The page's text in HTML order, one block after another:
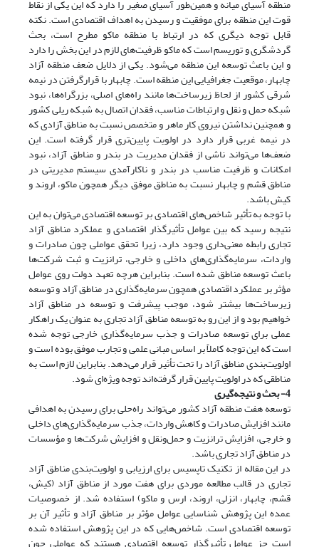
منطقه آسیای میانه و همین‌طور آسیای صغیر را دارد که این یکی از نقاط
قوت این منطقه برای موفقیت و رسیدن به اهداف اقتصادی است. نکته
قابل توجه دیگری که در ارتباط با منطقه ماکو مطرح است، بحث
گردشگری و توریسم است که ماکو ظرفیت‌های لازم در این بخش را دارد
و این باعث توسعه این منطقه می‌شود. یکی از دلایل ضعف منطقه آزاد
چابهار، موقعیت جغرافیایی این منطقه است. چابهار با قرارگرفتن در نیمه
شرقی کشور از لحاظ زیرساخت‌ها مانند راه‌های اصلی، بزرگراه‌ها، نبود
شبکه حمل و نقل و ارتباطات مناسب، فقدان اتصال به شبکه ریلی کشور
و همچنین نداشتن نیروی کار ماهر و متخصص نسبت به مناطق آزادی که
در نیمه غربی قرار دارد در اولویت پایین‌تری قرار گرفته است. این
ضعف‌ها می‌تواند ناشی از فقدان مدیریت در بندر و مناطق آزاد، نبود
امکانات و ظرفیت مناسب در بندر و ناکارآمدی سیستم مدیریتی در
مناطق قشم و چابهار نسبت به مناطق موفق دیگر همچون ماکو، اروند و
کیش باشد.
با توجه به تأثیر شاخص‌های اقتصادی بر توسعه اقتصادی می‌توان به این
نتیجه رسید که بین عوامل تأثیرگذار اقتصادی و عملکرد مناطق آزاد
تجاری رابطه معنی‌داری وجود دارد، زیرا تحقق عواملی چون صادرات و
واردات، سرمایه‌گذاری‌های داخلی و خارجی، ترانزیت و ثبت شرکت‌ها
باعث توسعه مناطق شده است. بنابراین هرچه تعهد دولت روی عوامل
مؤثر بر عملکرد اقتصادی همچون سرمایه‌گذاری در مناطق آزاد و توسعه
زیرساخت‌ها بیشتر شود، موجب پیشرفت و توسعه در مناطق آزاد
خواهیم بود و از این رو به توسعه مناطق آزاد تجاری به عنوان یک راهکار
عملی برای توسعه صادرات و جذب سرمایه‌گذاری خارجی توجه شده
است که این توجه کاملاً بر اساس مبانی علمی و تجارب موفق بوده است و
اولویت‌بندی مناطق آزاد را تحت تأثیر قرار می‌دهد. بنابراین لازم است به
مناطقی که در اولویت پایین قرار گرفته‌اند توجه ویژه‌ای شود.
4- بحث و نتیجه‌گیری
توسعه هفت منطقه آزاد کشور می‌تواند راه‌حلی برای رسیدن به اهدافی
مانند افزایش صادرات و کاهش واردات، جذب سرمایه‌گذاری‌های داخلی
و خارجی، افزایش ترانزیت و حمل‌و‌نقل و افزایش شرکت‌ها و مؤسسات
در مناطق آزاد تجاری باشد.
در این مقاله از تکنیک تاپسیس برای ارزیابی و اولویت‌بندی مناطق آزاد
تجاری در قالب مطالعه موردی برای هفت مورد از مناطق آزاد (کیش،
قشم، چابهار، انزلی، اروند، ارس و ماکو) استفاده شد. از خصوصیات
عمده این پژوهش شناسایی عوامل مؤثر بر مناطق آزاد و تأثیر آن بر
توسعه اقتصادی است. شاخص‌هایی که در این پژوهش استفاده شده